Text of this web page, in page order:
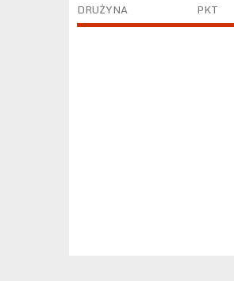
DRUŻYNA PKT